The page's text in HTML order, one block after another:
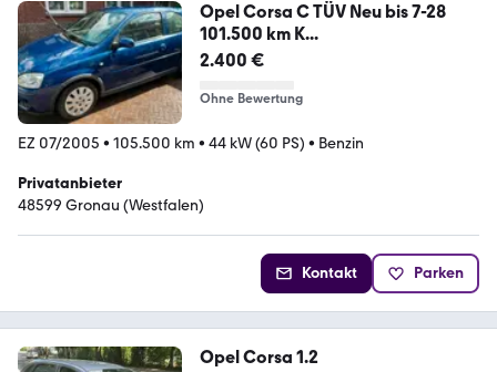
Opel Corsa C TÜV Neu bis 7-28
101.500 km K...
2.400 €
Ohne Bewertung
EZ 07/2005 • 105.500 km • 44 kW (60 PS) • Benzin
Privatanbieter
48599 Gronau (Westfalen)
Kontakt Parken
Opel Corsa 1.2